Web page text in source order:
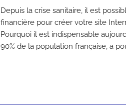
Depuis la crise sanitaire, il est
financière pour créer votre site
Pourquoi il est indispensable
90% de la population française, a